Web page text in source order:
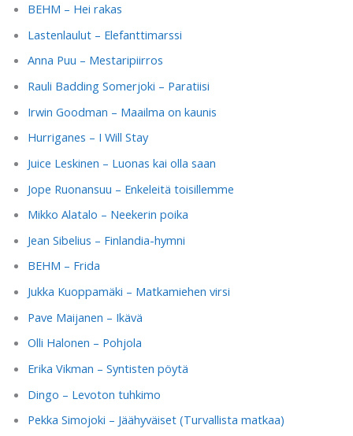
BEHM – Hei rakas
Lastenlaulut – Elefanttimarssi
Anna Puu – Mestaripiirros
Rauli Badding Somerjoki – Paratiisi
Irwin Goodman – Maailma on kaunis
Hurriganes – I Will Stay
Juice Leskinen – Luonas kai olla saan
Jope Ruonansuu – Enkeleitä toisillemme
Mikko Alatalo – Neekerin poika
Jean Sibelius – Finlandia-hymni
BEHM – Frida
Jukka Kuoppamäki – Matkamiehen virsi
Pave Maijanen – Ikävä
Olli Halonen – Pohjola
Erika Vikman – Syntisten pöytä
Dingo – Levoton tuhkimo
Pekka Simojoki – Jäähyväiset (Turvallista matkaa)